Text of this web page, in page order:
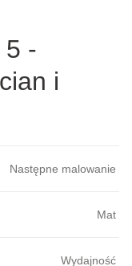
5 -
i
Następne malowanie
Mat
Wydajność